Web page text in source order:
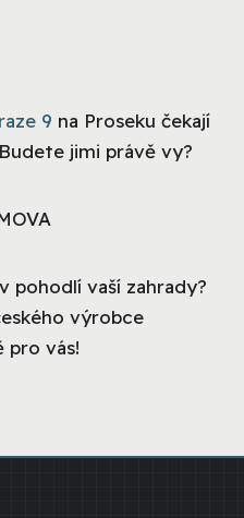
9 na Proseku čekají
jimi právě vy?
pohodlí vaší zahrady?
výrobce
pro vás!